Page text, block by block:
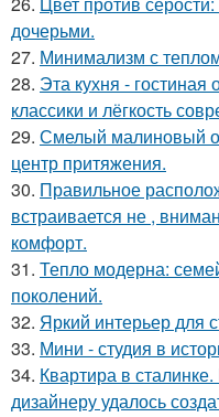
дочерьми.
27. Минимализм с
28. Эта кухня - гостиная
классики и лёгкость
29. Смелый малиновый
центр притяжения.
30. Правильное
встраивается не ,
комфорт.
31. Тепло модерна:
поколений.
32. Яркий интерьер для
33. Мини - студия в
34. Квартира в
дизайнеру удалось